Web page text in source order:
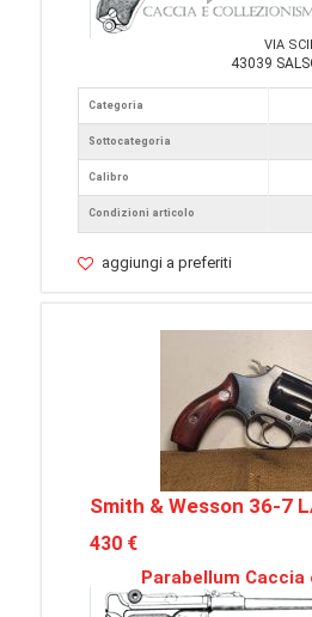
VIA
43039
Categoria
Sottocategoria
Calibro
Condizioni articolo
aggiungi a preferiti
Smith & Wesson 36-7
430 €
Parabellum Caccia